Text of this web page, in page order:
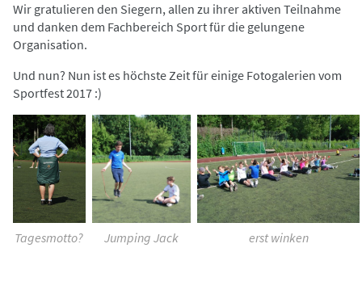
Wir gratulieren den Siegern, allen zu ihrer aktiven Teilnahme
und danken dem Fachbereich Sport für die gelungene
Organisation.
Und nun? Nun ist es höchste Zeit für einige Fotogalerien vom
Sportfest 2017 :)
Tagesmotto? Jumping Jack erst winken